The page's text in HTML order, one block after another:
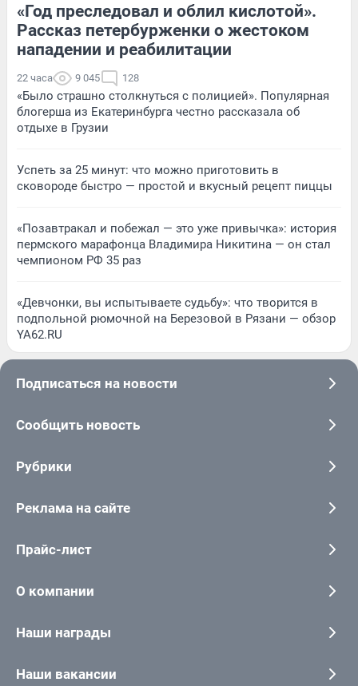
«Год преследовал и облил кислотой».
Рассказ петербурженки о жестоком
нападении и реабилитации
22 часа 9 045 128
«Было страшно столкнуться с полицией». Популярная
блогерша из Екатеринбурга честно рассказала об
отдыхе в Грузии
Успеть за 25 минут: что можно приготовить в
сковороде быстро — простой и вкусный рецепт пиццы
«Позавтракал и побежал — это уже привычка»: история
пермского марафонца Владимира Никитина — он стал
чемпионом РФ 35 раз
«Девчонки, вы испытываете судьбу»: что творится в
подпольной рюмочной на Березовой в Рязани — обзор
YA62.RU
Подписаться на новости
Сообщить новость
Рубрики
Реклама на сайте
Прайс-лист
О компании
Наши награды
Наши вакансии